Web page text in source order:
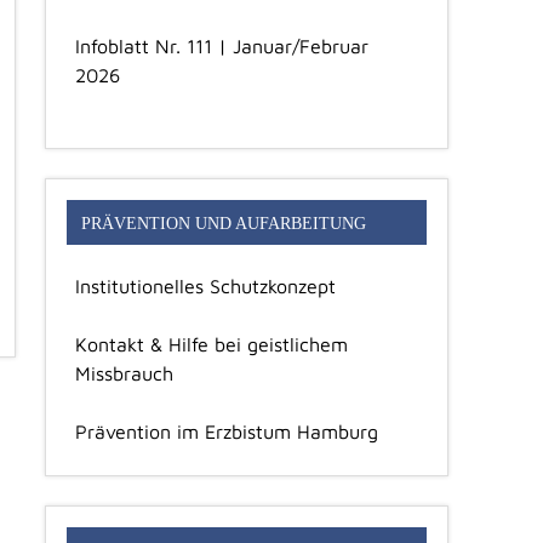
Infoblatt Nr. 111 | Januar/Februar
2026
PRÄVENTION UND AUFARBEITUNG
Institutionelles Schutzkonzept
Kontakt & Hilfe bei geistlichem
Missbrauch
Prävention im Erzbistum Hamburg